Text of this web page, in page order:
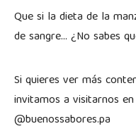
Que si la dieta de la
de sangre… ¿No sabes
Si quieres ver más
invitamos a visitarnos
@buenossabores.pa